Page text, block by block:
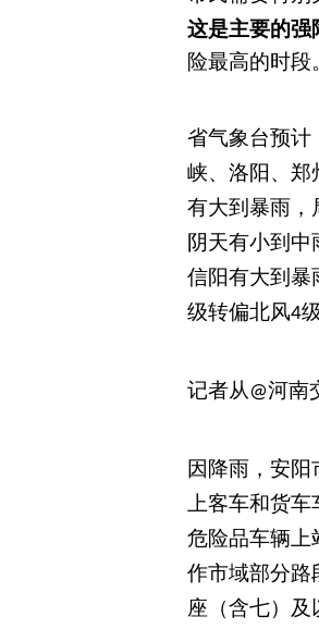
这是主要的强
险最高的时段
省气象台预计
峡、洛阳、郑
有大到暴雨，
阴天有小到中
信阳有大到暴
级转偏北风4
记者从 @河南
因降雨，安
上客车和货车
危险品车辆上
作市域部分路
座（含七）及